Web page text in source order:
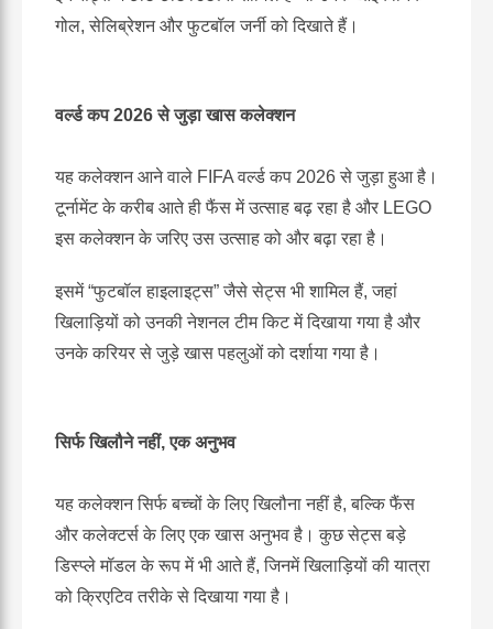
गोल, सेलिब्रेशन और फुटबॉल जर्नी को दिखाते हैं।
वर्ल्ड कप 2026 से जुड़ा खास कलेक्शन
यह कलेक्शन आने वाले FIFA वर्ल्ड कप 2026 से जुड़ा हुआ है।
टूर्नामेंट के करीब आते ही फैंस में उत्साह बढ़ रहा है और LEGO
इस कलेक्शन के जरिए उस उत्साह को और बढ़ा रहा है।
इसमें “फुटबॉल हाइलाइट्स” जैसे सेट्स भी शामिल हैं, जहां
खिलाड़ियों को उनकी नेशनल टीम किट में दिखाया गया है और
उनके करियर से जुड़े खास पहलुओं को दर्शाया गया है।
सिर्फ खिलौने नहीं, एक अनुभव
यह कलेक्शन सिर्फ बच्चों के लिए खिलौना नहीं है, बल्कि फैंस
और कलेक्टर्स के लिए एक खास अनुभव है। कुछ सेट्स बड़े
डिस्प्ले मॉडल के रूप में भी आते हैं, जिनमें खिलाड़ियों की यात्रा
को क्रिएटिव तरीके से दिखाया गया है।